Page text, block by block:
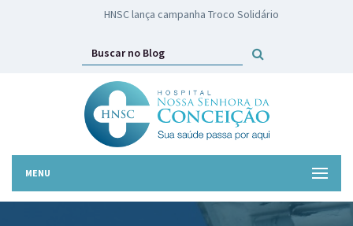
HNSC lança campanha Troco Solidário
MENU